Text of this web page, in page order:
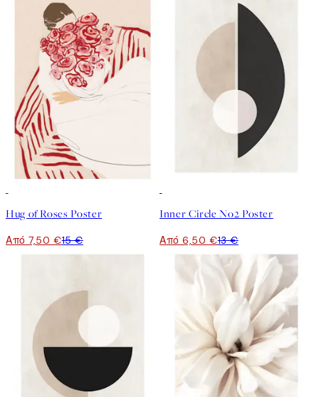
Hug of Roses Poster
Από 7,50 €15 €
Inner Circle No2 Poster
Από 6,50 €13 €